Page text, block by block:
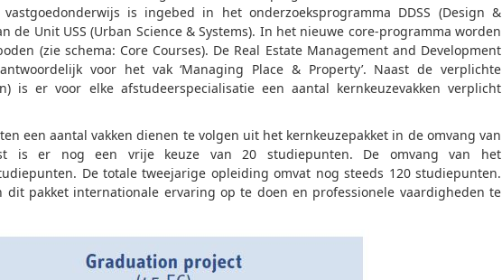
vastgoedonderwijs is ingebed in het onderzoeksprogramma DDSS (Design &
de Unit USS (Urban Science & Systems). In het nieuwe core-programma worden
(zie schema: Core Courses). De Real Estate Management and Development
voor het vak ‘Managing Place & Property’. Naast de verplichte
is er voor elke afstudeerspecialisatie een aantal kernkeuzevakken verplicht
een aantal vakken dienen te volgen uit het kernkeuzepakket in de omvang van
is er nog een vrije keuze van 20 studiepunten. De omvang van het
De totale tweejarige opleiding omvat nog steeds 120 studiepunten.
pakket internationale ervaring op te doen en professionele vaardigheden te